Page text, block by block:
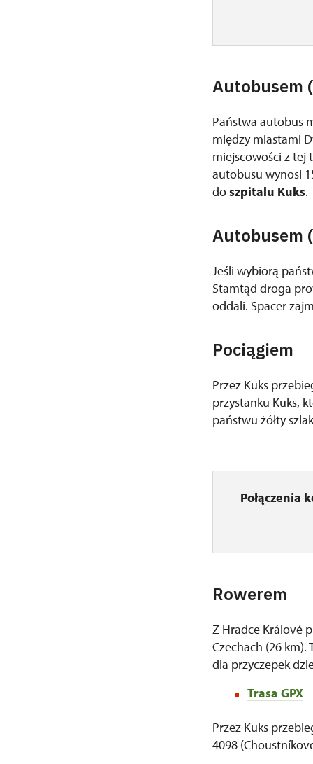
Autobusem
Państwa autobus
między miastami
miejscowości z tej
autobusu wynosi
doszpitalu Kuks.
Autobusem
Jeśli wybiorą
Stamtąd droga
oddali. Spacer
Pociągiem
Przez Kuks
przystanku Kuks,
państwu żółty
Połączenia
Rowerem
Z Hradce Králové
Czechach (26
dla przyczepek
Trasa GPX
Przez Kuks
4098